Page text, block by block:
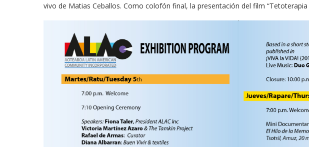
vivo de Matias Ceballos. Como colofón final, la presentación del film “Tetoterapia